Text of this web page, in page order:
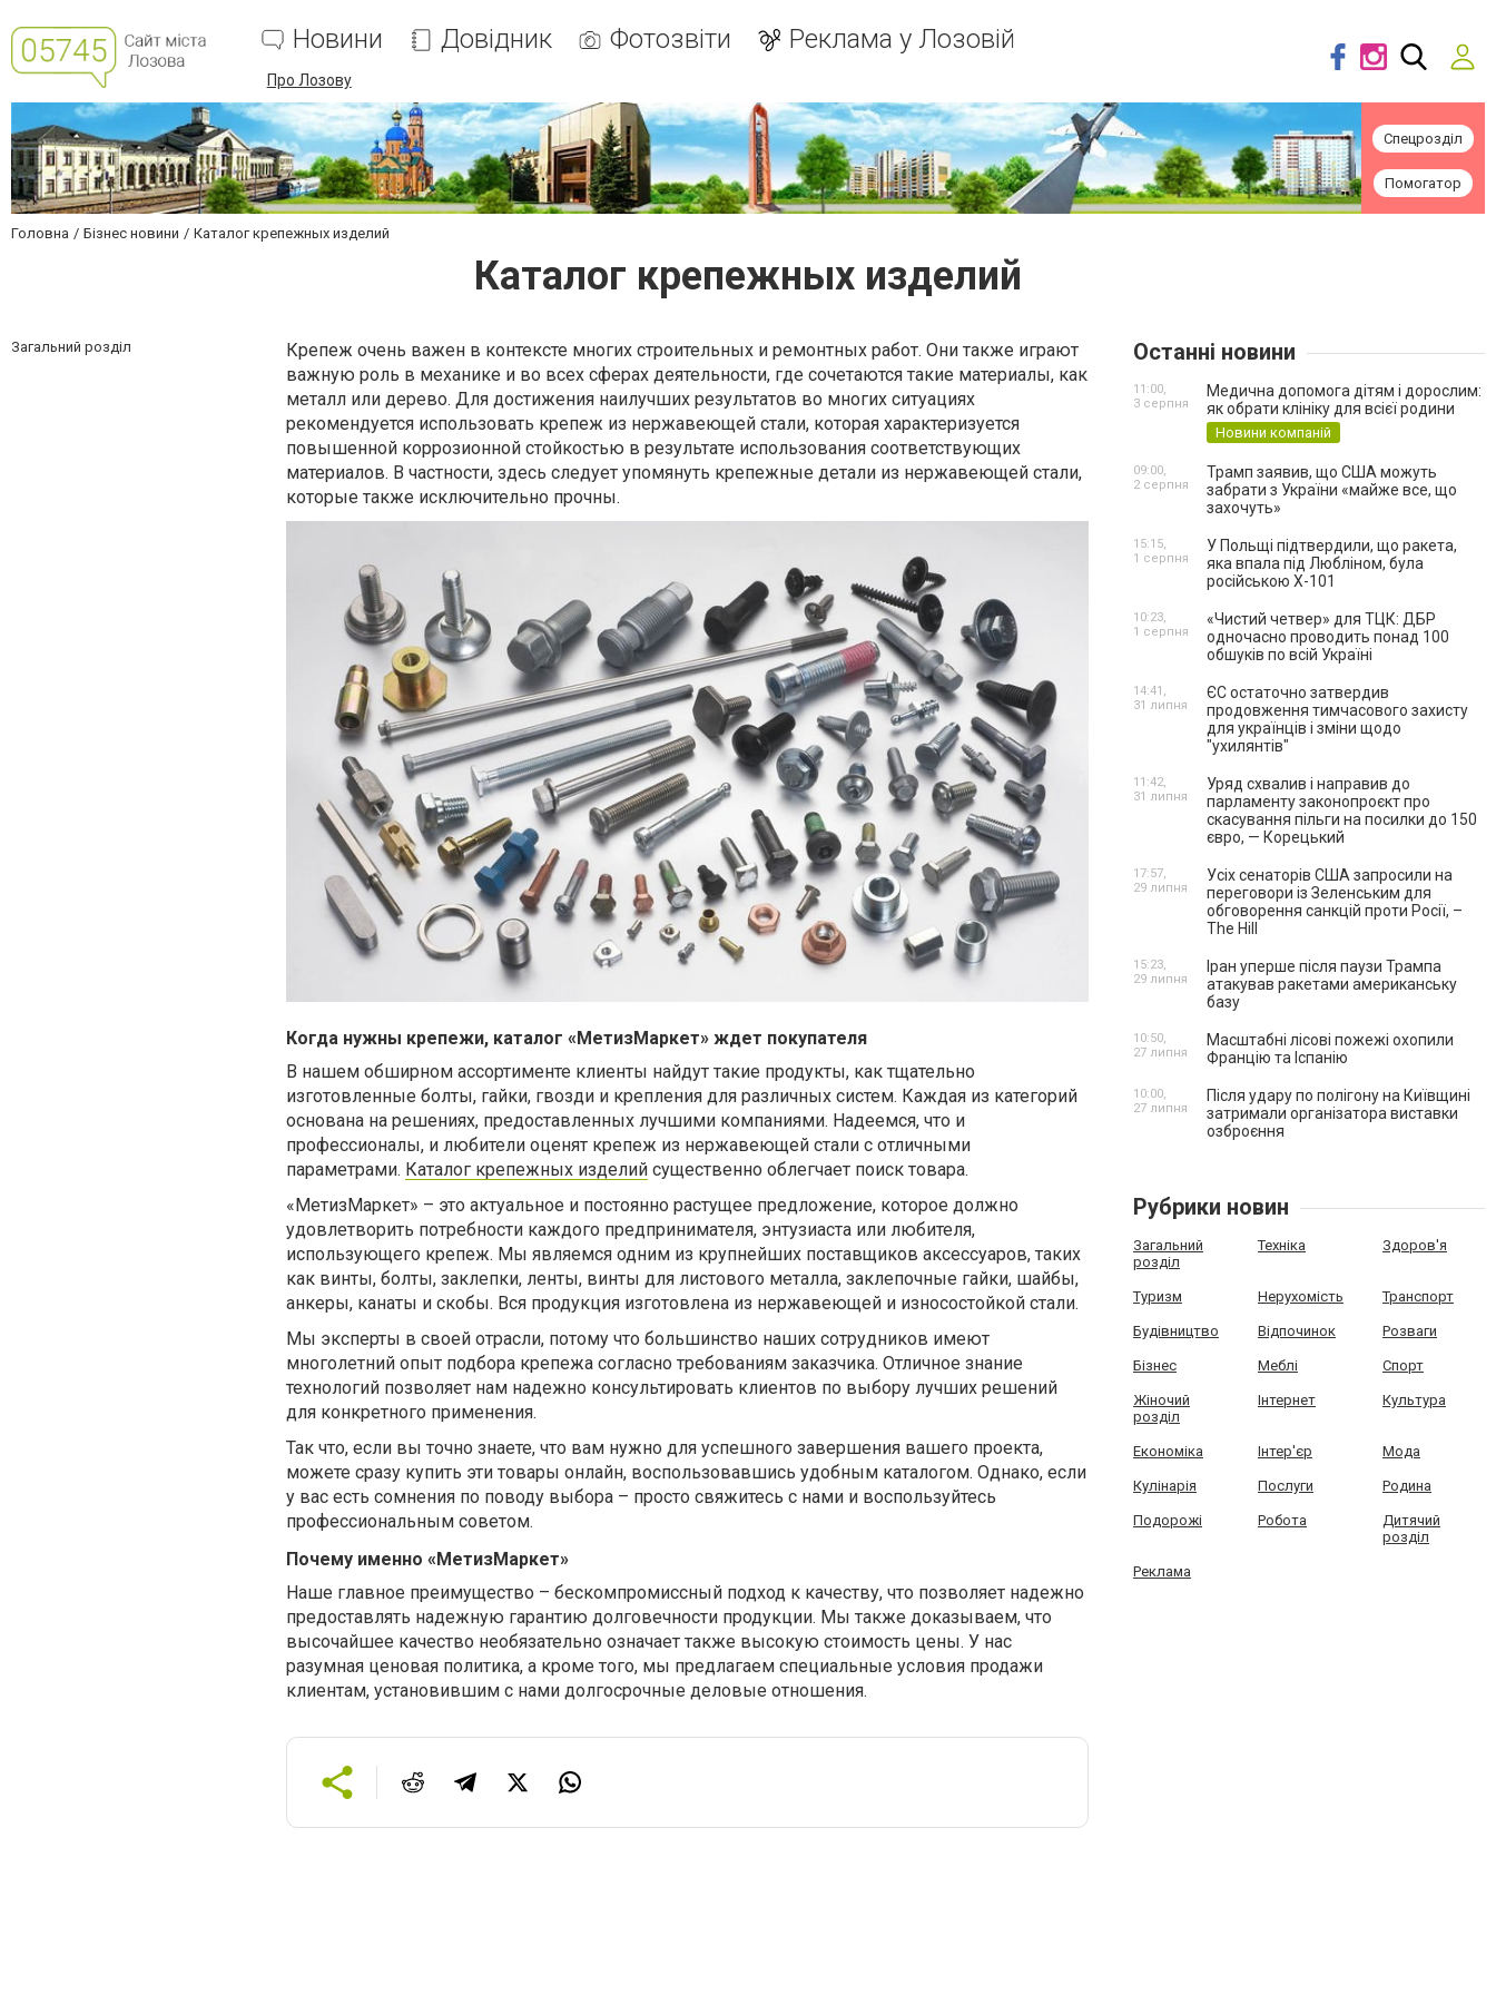
Новини Довідник Фотозвіти Реклама у Лозовій
Про Лозову
Спецрозділ
Помогатор
Головна Бізнес новини Каталог крепежных изделий
Каталог крепежных изделий
Загальний розділ Крепеж очень важен в контексте многих строительных и ремонтных работ. Они также играют
важную роль в механике и во всех сферах деятельности, где сочетаются такие материалы, как
металл или дерево. Для достижения наилучших результатов во многих ситуациях
рекомендуется использовать крепеж из нержавеющей стали, которая характеризуется
повышенной коррозионной стойкостью в результате использования соответствующих
материалов. В частности, здесь следует упомянуть крепежные детали из нержавеющей стали,
которые также исключительно прочны.
Когда нужны крепежи, каталог «МетизМаркет» ждет покупателя
В нашем обширном ассортименте клиенты найдут такие продукты, как тщательно
изготовленные болты, гайки, гвозди и крепления для различных систем. Каждая из категорий
основана на решениях, предоставленных лучшими компаниями. Надеемся, что и
профессионалы, и любители оценят крепеж из нержавеющей стали с отличными
параметрами. Каталог крепежных изделий существенно облегчает поиск товара.
«МетизМаркет» – это актуальное и постоянно растущее предложение, которое должно
удовлетворить потребности каждого предпринимателя, энтузиаста или любителя,
использующего крепеж. Мы являемся одним из крупнейших поставщиков аксессуаров, таких
как винты, болты, заклепки, ленты, винты для листового металла, заклепочные гайки, шайбы,
анкеры, канаты и скобы. Вся продукция изготовлена из нержавеющей и износостойкой стали.
Мы эксперты в своей отрасли, потому что большинство наших сотрудников имеют
многолетний опыт подбора крепежа согласно требованиям заказчика. Отличное знание
технологий позволяет нам надежно консультировать клиентов по выбору лучших решений
для конкретного применения.
Так что, если вы точно знаете, что вам нужно для успешного завершения вашего проекта,
можете сразу купить эти товары онлайн, воспользовавшись удобным каталогом. Однако, если
у вас есть сомнения по поводу выбора – просто свяжитесь с нами и воспользуйтесь
профессиональным советом.
Почему именно «МетизМаркет»
Наше главное преимущество – бескомпромиссный подход к качеству, что позволяет надежно
предоставлять надежную гарантию долговечности продукции. Мы также доказываем, что
высочайшее качество необязательно означает также высокую стоимость цены. У нас
разумная ценовая политика, а кроме того, мы предлагаем специальные условия продажи
клиентам, установившим с нами долгосрочные деловые отношения.
Останні новини
Медична допомога дітям і дорослим:
як обрати клініку для всієї родини
Новини компаній
11:00,
3 серпня
Трамп заявив, що США можуть
забрати з України «майже все, що
захочуть»
09:00,
2 серпня
У Польщі підтвердили, що ракета,
яка впала під Любліном, була
російською Х-101
15:15,
1 серпня
«Чистий четвер» для ТЦК: ДБР
одночасно проводить понад 100
обшуків по всій Україні
10:23,
1 серпня
ЄС остаточно затвердив
продовження тимчасового захисту
для українців і зміни щодо
"ухилянтів"
14:41,
31 липня
Уряд схвалив і направив до
парламенту законопроєкт про
скасування пільги на посилки до 150
євро, — Корецький
11:42,
31 липня
Усіх сенаторів США запросили на
переговори із Зеленським для
обговорення санкцій проти Росії, –
The Hill
17:57,
29 липня
Іран уперше після паузи Трампа
атакував ракетами американську
базу
15:23,
29 липня
Масштабні лісові пожежі охопили
Францію та Іспанію
10:50,
27 липня
Після удару по полігону на Київщині
затримали організатора виставки
озброєння
10:00,
27 липня
Рубрики новин
Загальний
розділ
Техніка Здоров'я
Туризм Нерухомість Транспорт
Будівництво Відпочинок Розваги
Бізнес Меблі Спорт
Жіночий
розділ
Інтернет Культура
Економіка Інтер'єр Мода
Кулінарія Послуги Родина
Подорожі Робота
Дитячий
розділ
Реклама